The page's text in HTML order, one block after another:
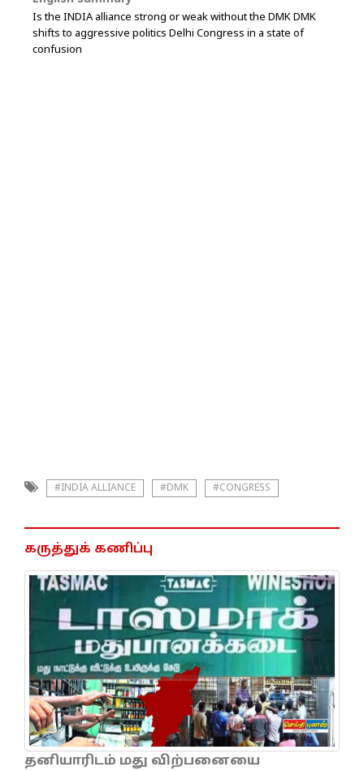
Is the INDIA alliance strong or weak without the DMK DMK
shifts to aggressive politics Delhi Congress in a state of
confusion
#INDIA ALLIANCE #DMK #CONGRESS
கருத்துக் கணிப்பு
தனியாரிடம் மது விற்பனையை